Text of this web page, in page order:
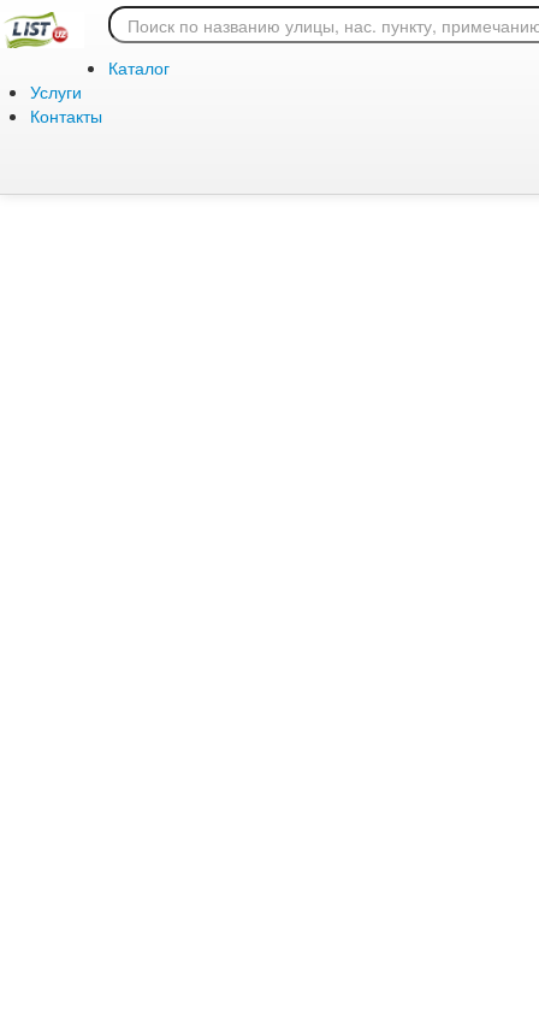
Каталог
Услуги
Контакты
Ошибка 404: страница